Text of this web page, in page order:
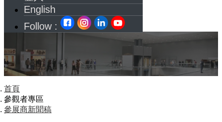
English
Follow :
首頁
參觀者專區
參展商新聞稿